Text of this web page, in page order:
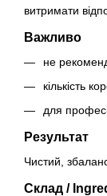
витримати
Важливо
не
кількість
для
Результат
Чистий,
Склад /